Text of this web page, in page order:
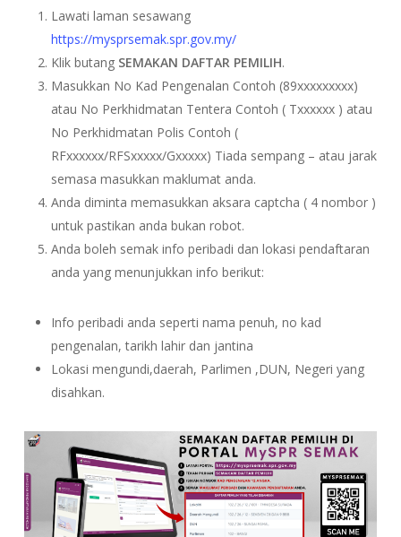
Lawati laman sesawang
https://mysprsemak.spr.gov.my/
Klik butang SEMAKAN DAFTAR PEMILIH.
Masukkan No Kad Pengenalan Contoh (89xxxxxxxxx)
atau No Perkhidmatan Tentera Contoh ( Txxxxxx ) atau
No Perkhidmatan Polis Contoh (
RFxxxxxx/RFSxxxxx/Gxxxxx) Tiada sempang – atau jarak
semasa masukkan maklumat anda.
Anda diminta memasukkan aksara captcha ( 4 nombor )
untuk pastikan anda bukan robot.
Anda boleh semak info peribadi dan lokasi pendaftaran
anda yang menunjukkan info berikut:
Info peribadi anda seperti nama penuh, no kad
pengenalan, tarikh lahir dan jantina
Lokasi mengundi,daerah, Parlimen ,DUN, Negeri yang
disahkan.